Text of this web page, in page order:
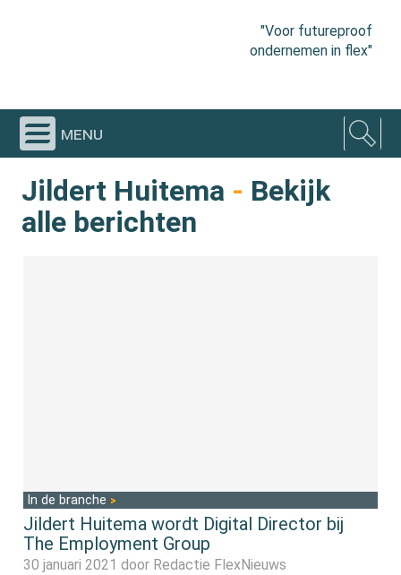
"Voor futureproof
ondernemen in flex"
menu
Jildert Huitema - Bekijk
alle berichten
In de branche
Jildert Huitema wordt Digital Director bij
The Employment Group
30 januari 2021 door Redactie FlexNieuws